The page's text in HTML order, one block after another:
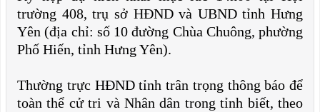
trường 408, trụ sở HĐND và UBND tỉnh Hưng
Yên (địa chỉ: số 10 đường Chùa Chuông, phường
Phố Hiến, tỉnh Hưng Yên).
Thường trực HĐND tỉnh trân trọng thông báo để
toàn thể cử tri và Nhân dân trong tỉnh biết, theo